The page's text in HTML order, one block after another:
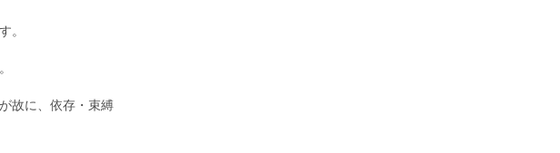
。
故に、依存・束縛